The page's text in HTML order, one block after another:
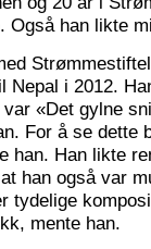
Også han likte
Nepal i 2012.
«Det gylne
For å se dette
han. Han likte
han også var
tydelige
mente han.